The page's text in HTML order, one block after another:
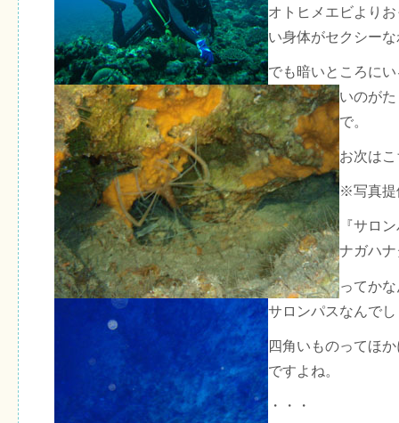
オトヒメエビより
い身体がセクシー
でも暗いところに
いのが
で。
お次は
※写真
『サロ
ナガハ
ってか
サロンパスなんで
四角いものってほ
ですよね。
・・・